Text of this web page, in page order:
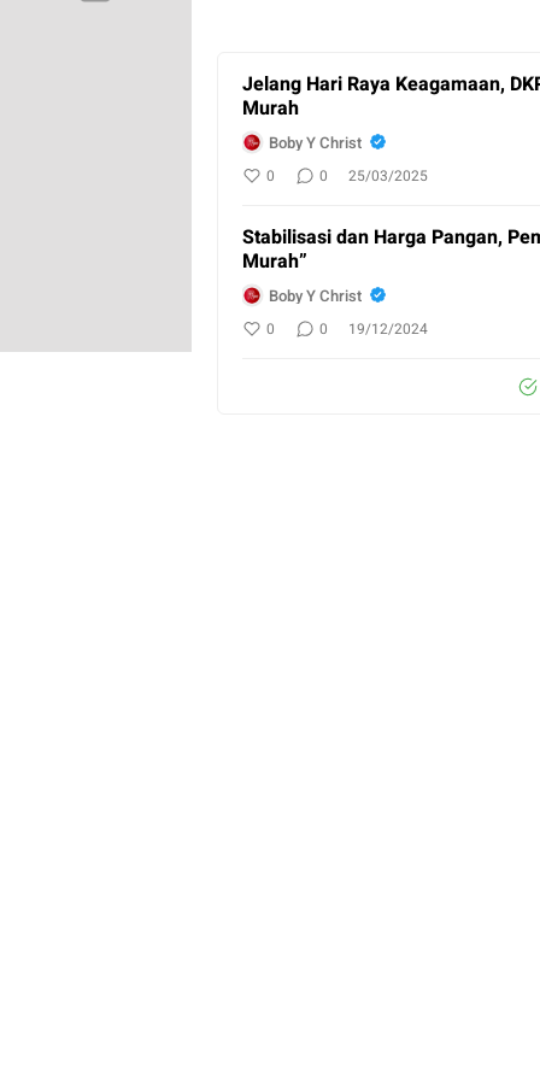
Jelang Hari Raya Keagamaan,
Murah
Boby Y Christ
0 0 25/03/2025
Stabilisasi dan Harga Pangan,
Murah”
Boby Y Christ
0 0 19/12/2024